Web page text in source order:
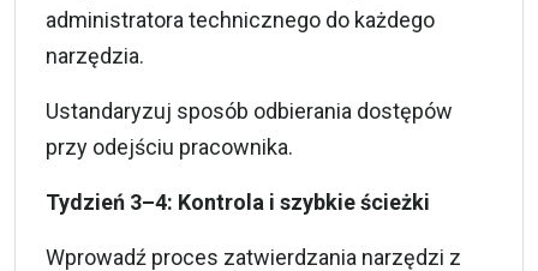
administratora technicznego do każdego
narzędzia.
Ustandaryzuj sposób odbierania dostępów
przy odejściu pracownika.
Tydzień 3–4: Kontrola i szybkie ścieżki
Wprowadź proces zatwierdzania narzędzi z